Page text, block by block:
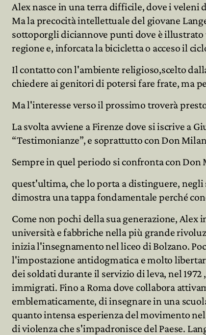
Alex nasce in una terra difficile, dove i
Ma la precocità intellettuale del giovane
sottoporgli diciannove punti dove è
regione e, inforcata la bicicletta o acceso il
Il contatto con l'ambiente religioso,scelto
chiedere ai genitori di potersi fare frate, ma
Ma l'interesse verso il prossimo troverà
La svolta avviene a Firenze dove si iscrive a
“Testimonianze”, e soprattutto con Don
Sempre in quel periodo si confronta con
quest'ultima, che lo porta a distinguere, negli
dimostra una tappa fondamentale perché
Come non pochi della sua generazione,
università e fabbriche nella più grande
inizia l'insegnamento nel liceo di Bolzano.
l'impostazione antidogmatica e molto
dei soldati durante il servizio di leva, nel
immigrati. Fino a Roma dove collabora
emblematicamente, di insegnare in una
quanto intensa esperienza del movimento
di violenza che s'impadronisce del Paese.